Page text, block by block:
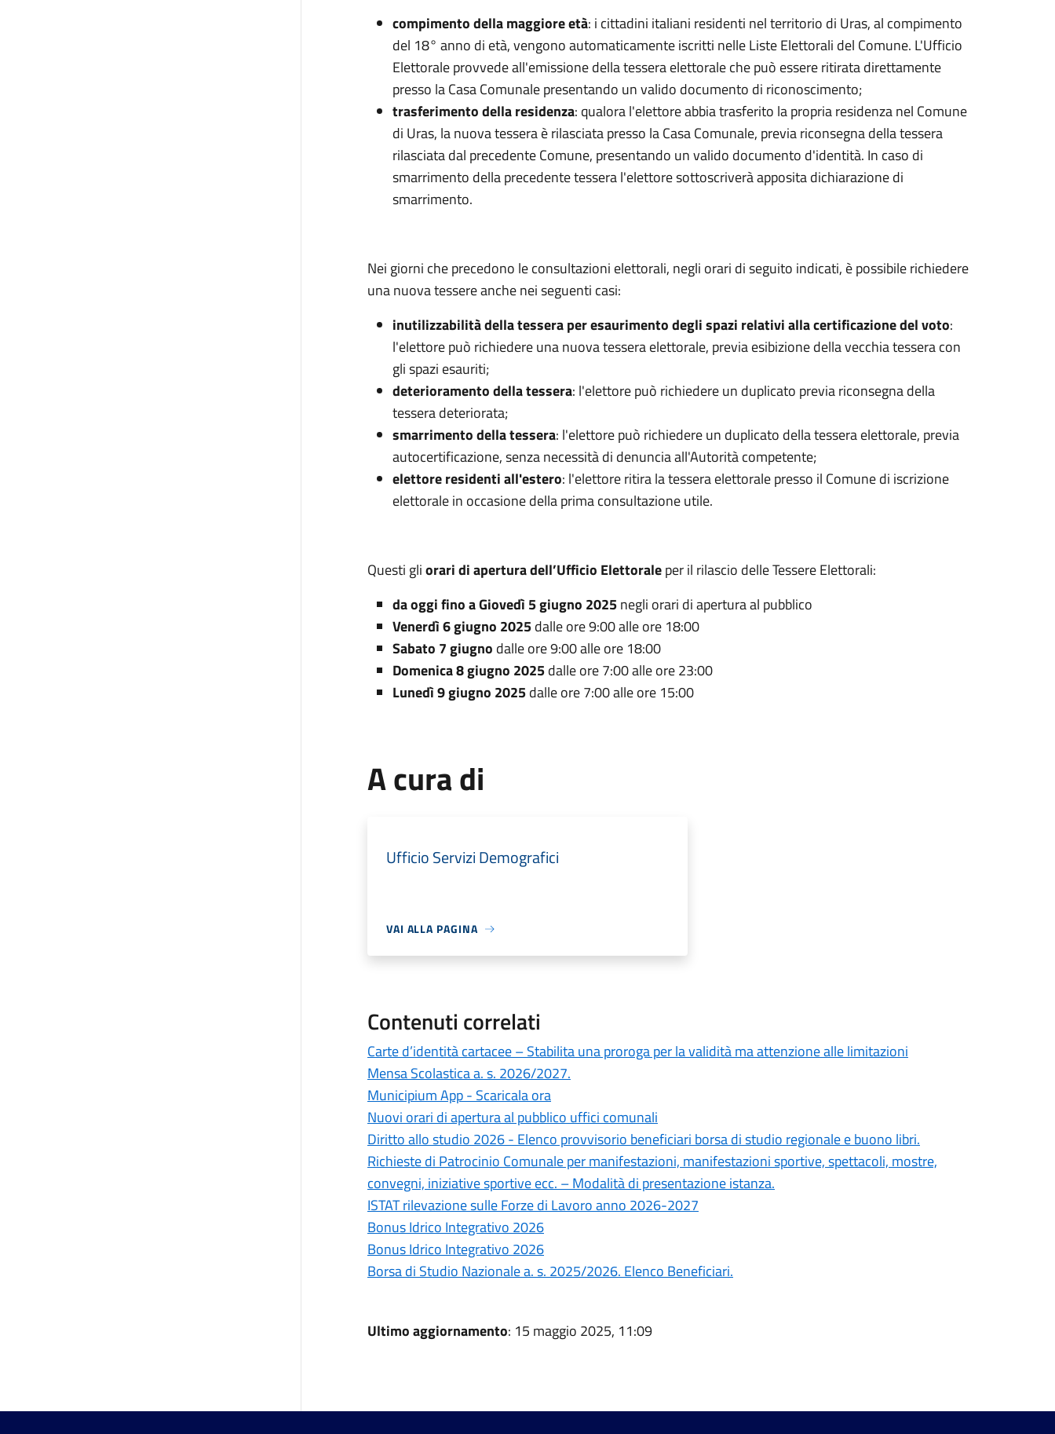
compimento della maggiore età: i cittadini italiani residenti nel territorio di Uras, al compimento
del 18° anno di età, vengono automaticamente iscritti nelle Liste Elettorali del Comune. L'Ufficio
Elettorale provvede all'emissione della tessera elettorale che può essere ritirata direttamente
presso la Casa Comunale presentando un valido documento di riconoscimento;
trasferimento della residenza: qualora l'elettore abbia trasferito la propria residenza nel Comune
di Uras, la nuova tessera è rilasciata presso la Casa Comunale, previa riconsegna della tessera
rilasciata dal precedente Comune, presentando un valido documento d'identità. In caso di
smarrimento della precedente tessera l'elettore sottoscriverà apposita dichiarazione di
smarrimento.
Nei giorni che precedono le consultazioni elettorali, negli orari di seguito indicati, è possibile richiedere
una nuova tessere anche nei seguenti casi:
inutilizzabilità della tessera per esaurimento degli spazi relativi alla certificazione del voto:
l'elettore può richiedere una nuova tessera elettorale, previa esibizione della vecchia tessera con
gli spazi esauriti;
deterioramento della tessera: l'elettore può richiedere un duplicato previa riconsegna della
tessera deteriorata;
smarrimento della tessera: l'elettore può richiedere un duplicato della tessera elettorale, previa
autocertificazione, senza necessità di denuncia all'Autorità competente;
elettore residenti all'estero: l'elettore ritira la tessera elettorale presso il Comune di iscrizione
elettorale in occasione della prima consultazione utile.
Questi gliorari di apertura dell’Ufficio Elettoraleper il rilascio delle Tessere Elettorali:
da oggi fino aGiovedì 5 giugno 2025negli orari di apertura al pubblico
Venerdì 6 giugno 2025dalle ore 9:00 alle ore 18:00
Sabato 7 giugno dalle ore 9:00 alle ore 18:00
Domenica 8 giugno 2025dalle ore 7:00 alle ore 23:00
Lunedì 9 giugno 2025dalle ore 7:00 alle ore 15:00
A cura di
Ufficio Servizi Demografici
VAI ALLA PAGINA
Contenuti correlati
Carte d’identità cartacee – Stabilita una proroga per la validità ma attenzione alle limitazioni
Mensa Scolastica a. s. 2026/2027.
Municipium App - Scaricala ora
Nuovi orari di apertura al pubblico uffici comunali
Diritto allo studio 2026 - Elenco provvisorio beneficiari borsa di studio regionale e buono libri.
Richieste di Patrocinio Comunale per manifestazioni, manifestazioni sportive, spettacoli, mostre,
convegni, iniziative sportive ecc. – Modalità di presentazione istanza.
ISTAT rilevazione sulle Forze di Lavoro anno 2026-2027
Bonus Idrico Integrativo 2026
Bonus Idrico Integrativo 2026
Borsa di Studio Nazionale a. s. 2025/2026. Elenco Beneficiari.
Ultimo aggiornamento: 15 maggio 2025, 11:09